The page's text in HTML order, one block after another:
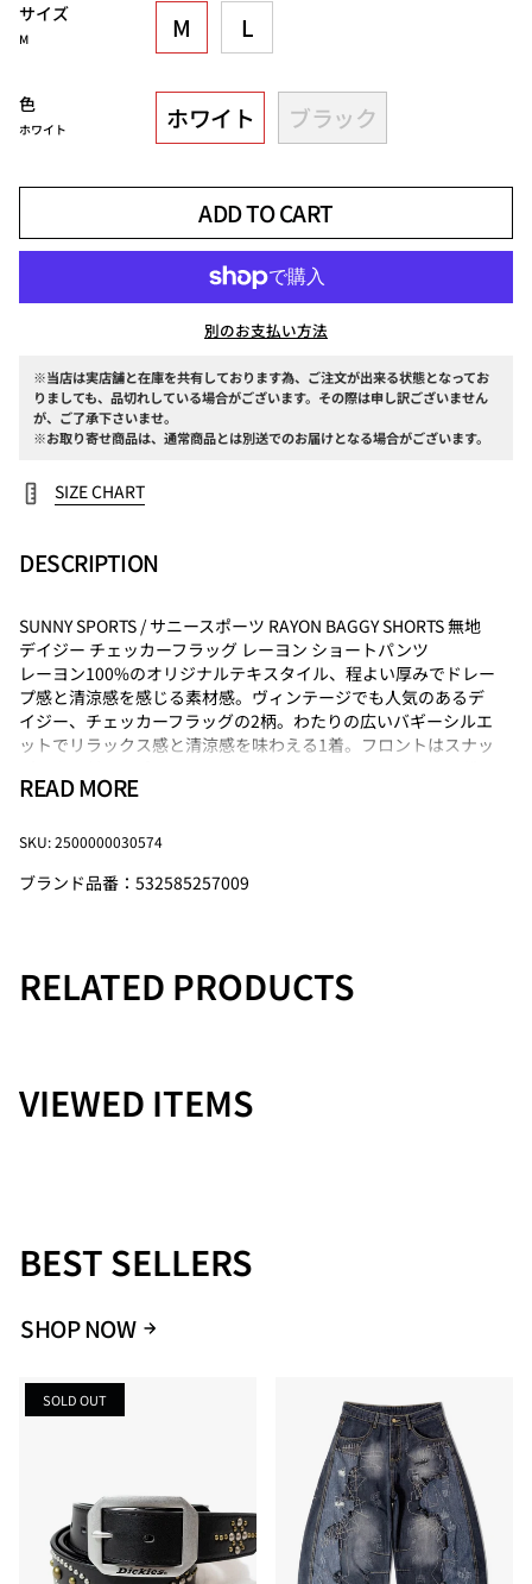
サイズ
M M L
色
ホワイト ホワイト ブラック
ADD TO CART
別のお支払い方法
※当店は実店舗と在庫を共有しております為、ご注文が出来る状態となってお
りましても、品切れしている場合がございます。その際は申し訳ございません
が、ご了承下さいませ。
※お取り寄せ商品は、通常商品とは別送でのお届けとなる場合がございます。
SIZE CHART
DESCRIPTION
SUNNY SPORTS / サニースポーツ RAYON BAGGY SHORTS 無地
デイジー チェッカーフラッグ レーヨン ショートパンツ
レーヨン100%のオリジナルテキスタイル、程よい厚みでドレー
プ感と清涼感を感じる素材感。ヴィンテージでも人気のあるデ
イジー、チェッカーフラッグの2柄。わたりの広いバギーシルエ
ットでリラックス感と清涼感を味わえる1着。フロントはスナッ
濯時の乾きやすさと着用時のごろつきを抑えています。
もおすすめ。532585257008SN PRINTED BOX SHIRT
【SUNNY SPORTS/サニースポーツ】
現代的エッセンスを加えたコレクションを展開しています。
SUNNY SPORTSの由来は、輝く太陽のように「明るく陽気な気
です。量産の中で生まれたアメリカンベーシックを私達は単な
るデイリーウェアーとして捉えることなく常に「QUALITY OF
残す為、SUNNY SPORTSの売上金の一部を、（財）かながわ海
す。Ｗｅ all thanks to people who are supporting to SUNNY
INC
・サイズ・仕様について商品は採寸方法や生産時期により若干
の誤差や仕様変更が生じる場合があります。予めご了承くださ
・カラーについてモニター環境や照明の影響で、実際の色味と
異なる場合があります。
・素材・お手入れについて素材の特性上、洗濯や使用により若
READ MORE
SKU: 2500000030574
ブランド品番：532585257009
RELATED PRODUCTS
VIEWED ITEMS
BEST SELLERS
SHOP NOW
SOLD OUT